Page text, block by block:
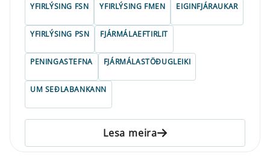
YFIRLÝSING FSN YFIRLÝSING FMEN EIGINFJÁRAUKAR
YFIRLÝSING PSN FJÁRMÁLAEFTIRLIT
PENINGASTEFNA FJÁRMÁLASTÖÐUGLEIKI
UM SEÐLABANKANN
Lesa meira